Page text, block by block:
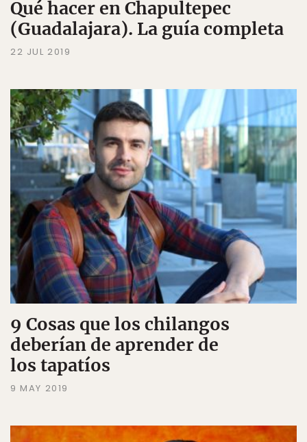
Qué hacer en Chapultepec
(Guadalajara). La guía completa
22 JUL 2019
9 Cosas que los chilangos
deberían de aprender de
los tapatíos
9 MAY 2019